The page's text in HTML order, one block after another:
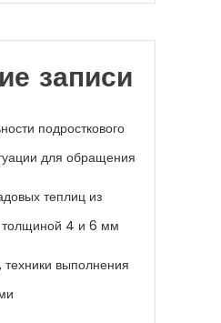
записи
подросткового
для обращения
теплиц из
толщиной 4 и 6 мм
выполнения